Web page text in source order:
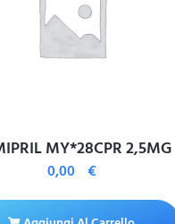
MY*28CPR 2,5MG
0,00 €